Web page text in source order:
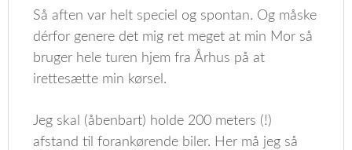
Så aften var helt speciel og spontan. Og måske
dérfor genere det mig ret meget at min Mor så
bruger hele turen hjem fra Århus på at
irettesætte min kørsel.
Jeg skal (åbenbart) holde 200 meters (!)
afstand til forankørende biler. Her må jeg så